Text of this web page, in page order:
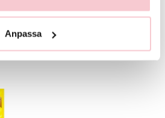
Anpassa
99 kr